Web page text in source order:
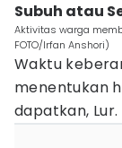
Subuh atau
Aktivitas warga
FOTO/Irfan Anshori)
Waktu
menentukan
dapatkan, Lur.